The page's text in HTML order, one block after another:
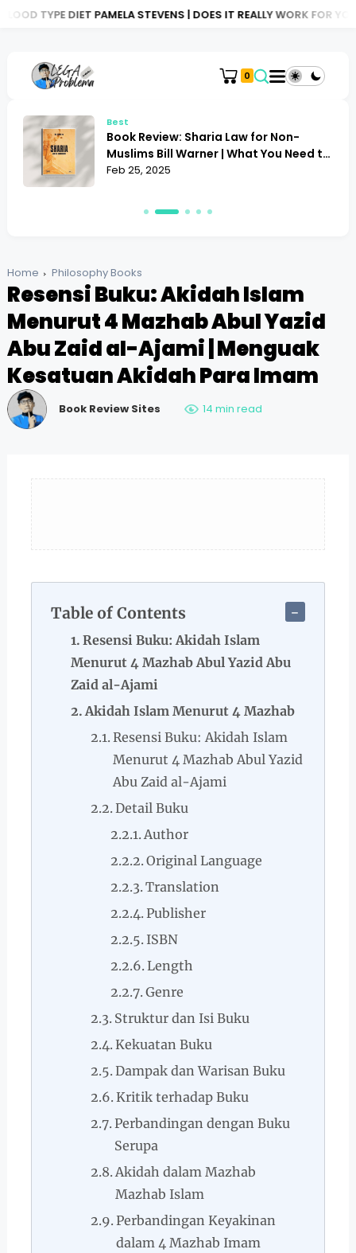
STEVENS | DOES IT REALLY WORK FOR YOU? BOOK
0
Best
Book Review: Sharia Law for Non-
Muslims Bill Warner | What You Need to
Know
Feb 25, 2025
Home Philosophy Books
Resensi Buku: Akidah Islam
Menurut 4 Mazhab Abul Yazid
Abu Zaid al-Ajami | Menguak
Kesatuan Akidah Para Imam
Book Review Sites 14 min read
Table of Contents
Resensi Buku: Akidah Islam
Menurut 4 Mazhab Abul Yazid Abu
Zaid al-Ajami
Akidah Islam Menurut 4 Mazhab
Resensi Buku: Akidah Islam
Menurut 4 Mazhab Abul Yazid
Abu Zaid al-Ajami
Detail Buku
Author
Original Language
Translation
Publisher
ISBN
Length
Genre
Struktur dan Isi Buku
Kekuatan Buku
Dampak dan Warisan Buku
Kritik terhadap Buku
Perbandingan dengan Buku
Serupa
Akidah dalam Mazhab
Mazhab Islam
Perbandingan Keyakinan
dalam 4 Mazhab Imam